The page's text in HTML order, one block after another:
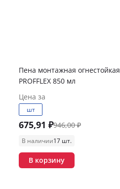
Пена монтажная огнестойкая
PROFFLEX 850 мл
Цена за
шт
675,91 ₽946,00 ₽
В наличии17 шт.
В корзину